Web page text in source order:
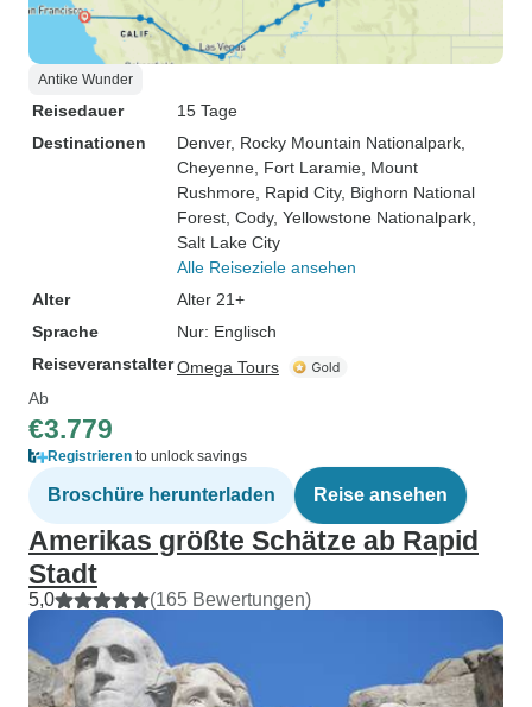
Antike Wunder
Reisedauer
15 Tage
Destinationen
Denver, Rocky Mountain Nationalpark
Cheyenne , Fort Laramie , Mount
Rushmore , Rapid City, Bighorn National
Forest , Cody, Yellowstone Nationalpark
Salt Lake City
Alle Reiseziele ansehen
Alter
Alter 21+
Sprache
Nur: Englisch
ReiseveranstalterOmega Tours
Ab
€3.779
Registrieren to unlock savings
Broschüre herunterladen Reise ansehen
Amerikas größte Schätze ab Rapid
Stadt
5,0 (165 Bewertungen)